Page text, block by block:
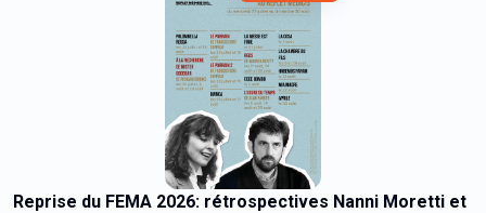
Reprise du FEMA 2026: rétrospectives Nanni Moretti et